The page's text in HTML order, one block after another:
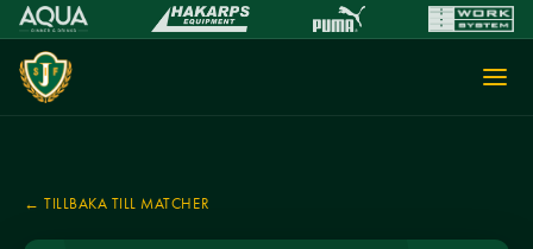
← TILLBAKA TILL MATCHER